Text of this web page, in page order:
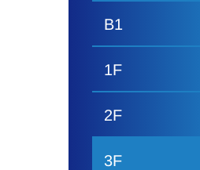
B1
1F
2F
3F